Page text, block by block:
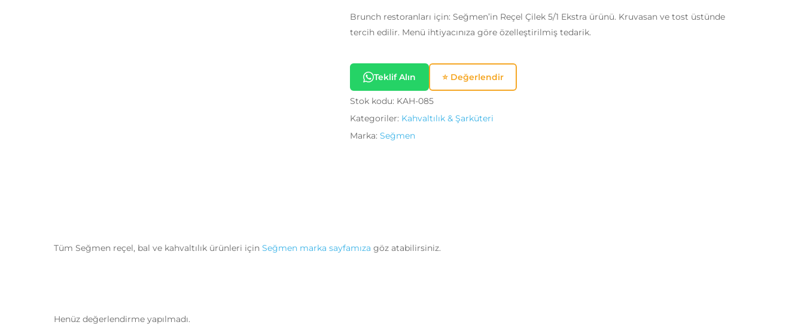
Brunch restoranları için: Seğmen’in Reçel Çilek 5/1 Ekstra ürünü. Kruvasan ve tost üstünde
tercih edilir. Menü ihtiyacınıza göre özelleştirilmiş tedarik.
Teklif Alın ⭐ Değerlendir
Stok kodu: KAH-085
Kategoriler: Kahvaltılık & Şarküteri
Marka: Seğmen
Tüm Seğmen reçel, bal ve kahvaltılık ürünleri için Seğmen marka sayfamıza göz atabilirsiniz.
Henüz değerlendirme yapılmadı.